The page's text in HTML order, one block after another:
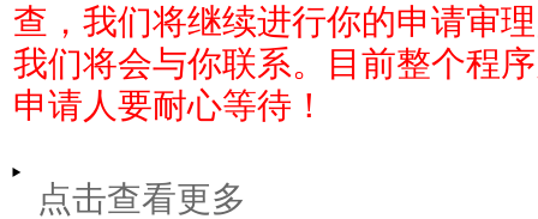
查，我们将继续进行你的申请审
我们将会与你联系。目前整个程
申请人要耐心等待！
点击查看更多